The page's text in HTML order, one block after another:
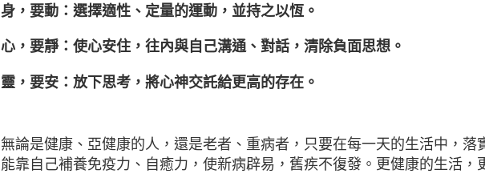
身，要動：選擇適性、定量的運動，並持之以恆。
心，要靜：使心安住，往內與自己溝通、對話，清除負面思想。
靈，要安：放下思考，將心神交託給更高的存在。
無論是健康、亞健康的人，還是老者、重病者，只要在每一天的生活中，落
能靠自己補養免疫力、自癒力，使新病辟易，舊疾不復發。更健康的生活，